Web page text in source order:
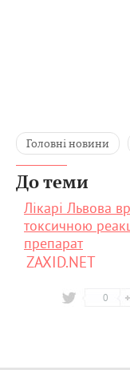
Головні новини
До теми
Лікарі Львова
токсичною
препарат
ZAXID.NET
0